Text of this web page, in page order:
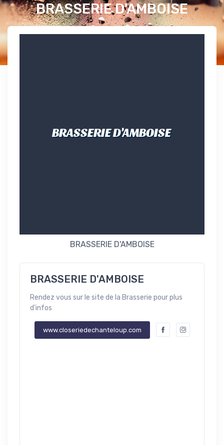
BRASSERIE D'AMBOISE
BRASSERIE D'AMBOISE
BRASSERIE D'AMBOISE
BRASSERIE D'AMBOISE
Rendez vous sur le site de la Brasserie pour plus
d'infos
www.closeriedechanteloup.com